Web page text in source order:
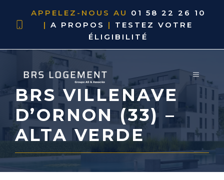
APPELEZ-NOUS AU 01 58 22 26 10
|A PROPOS | TESTEZ VOTRE
ÉLIGIBILITÉ
BRS VILLENAVE
D’ORNON (33) –
ALTA VERDE